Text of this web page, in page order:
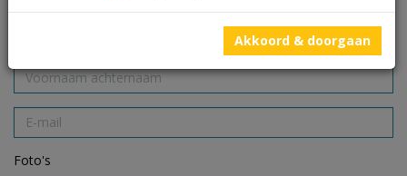
Foto's
Akkoord & doorgaan